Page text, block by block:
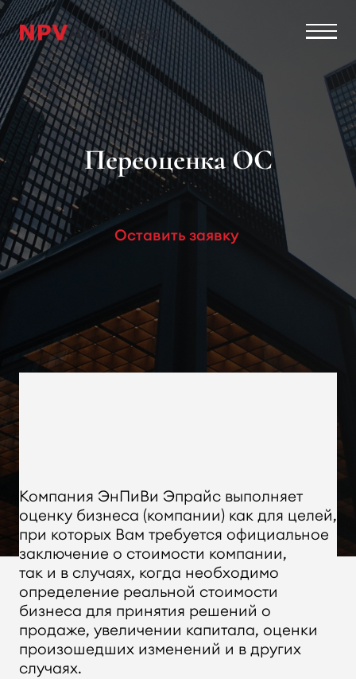
Переоценка ОС
Оставить заявку
Компания ЭнПиВи Эпрайс выполняет
оценку бизнеса (компании) как для целей,
при которых Вам требуется официальное
заключение о стоимости компании,
так и в случаях, когда необходимо
определение реальной стоимости
бизнеса для принятия решений о
продаже, увеличении капитала, оценки
произошедших изменений и в других
случаях.